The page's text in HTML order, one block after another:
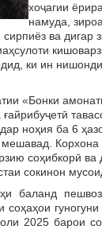
хоҷагии
намуда,
ва дигар
ки ин
«Бонки
ноҳия ба 6
мешавад.
соҳибкорӣ ва
сокинон
баланд
2025 барои